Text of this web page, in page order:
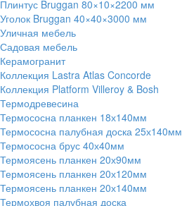
Плинтус Bruggan 80×10×2200 мм
Уголок Bruggan 40×40×3000 мм
Уличная мебель
Садовая мебель
Керамогранит
Коллекция Lastra Atlas Concorde
Коллекция Platform Villeroy & Bosh
Термодревесина
Термососна планкен 18х140мм
Термососна палубная доска 25х140мм
Термососна брус 40х40мм
Термоясень планкен 20х90мм
Термоясень планкен 20х120мм
Термоясень планкен 20х140мм
Термохвоя палубная доска